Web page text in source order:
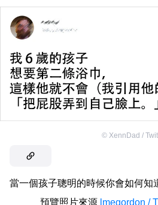
© XennDad /
當一個孩子聰明的時候你會如何知
預覽照片來源 lmegordon /